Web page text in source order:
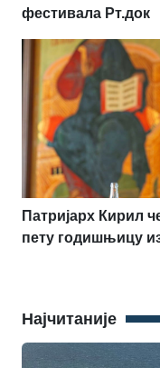
фестивала Рт.док
Патријарх Кирил
пету годишњицу
Најчитаније